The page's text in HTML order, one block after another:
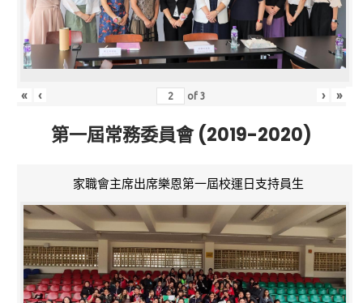
« ‹ of3 › »
第一屆常務委員會 (2019-2020)
家職會主席出席樂恩第一屆校運日支持員生